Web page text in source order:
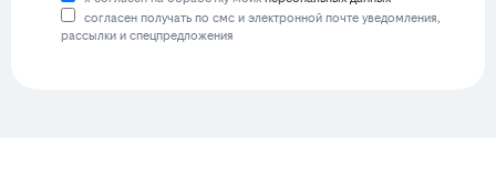
согласен получать по смс и электронной почте уведомления,
рассылки и спецпредложения